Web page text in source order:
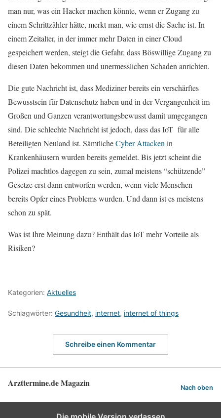
man nur, was ein Hacker machen könnte, wenn er Zugang zu
einem Schrittzähler hätte, merkt man, wie ernst die Sache ist. In
einem Zeitalter, in der immer mehr Daten in einer Cloud
gespeichert werden, steigt die Gefahr, dass Böswillige Zugang zu
diesen Daten bekommen und unermesslichen Schaden anrichten.
Die gute Nachricht ist, dass Mediziner bereits ein verschärftes
Bewusstsein für Datenschutz haben und in der Vergangenheit im
Großen und Ganzen verantwortungsbewusst damit umgegangen
sind. Die schlechte Nachricht ist jedoch, dass das IoT für alle
Beteiligten Neuland ist. SämtlicheCyber Attackenin
Krankenhäusern wurden bereits gemeldet. Bis jetzt scheint die
Polizei machtlos dagegen zu sein, zumal meistens “schützende”
Gesetze erst dann entworfen werden, wenn viele Menschen
bereits Opfer eines Problems wurden. Und dann ist es meistens
schon zu spät.
Was ist Ihre Meinung dazu? Enthält das IoT mehr Vorteile als
Risiken?
Kategorien: Aktuelles
Schlagwörter: Gesundheit, internet, internet of things
Schreibe einen Kommentar
Arzttermine.de Magazin Nach oben